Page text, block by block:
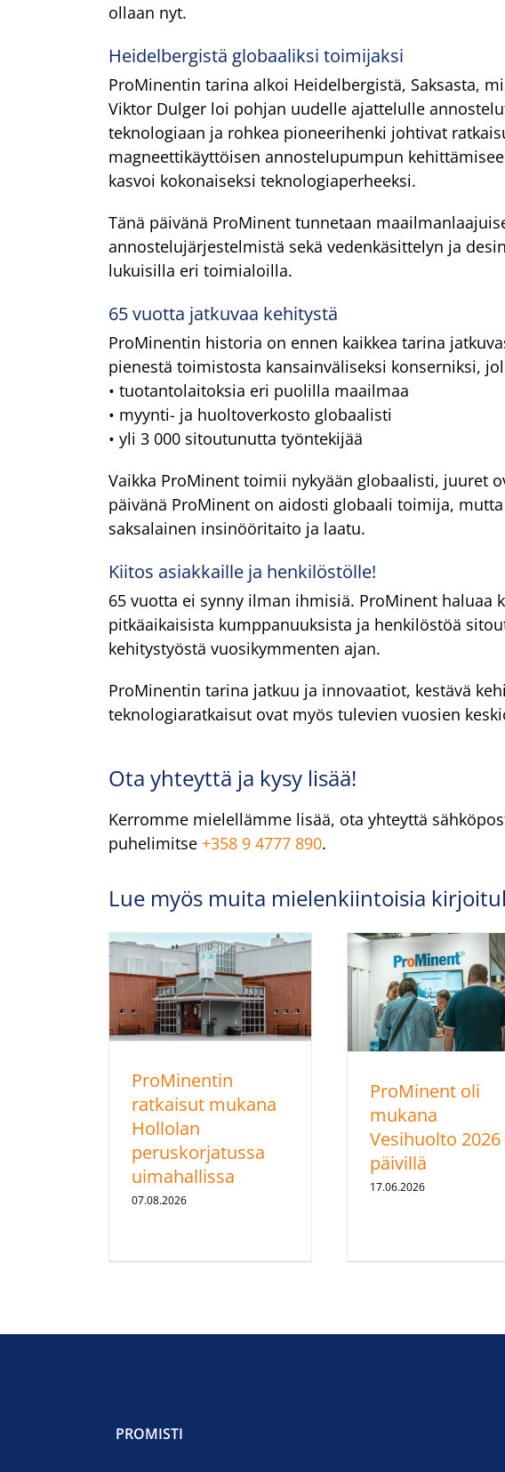
ollaan nyt.
Heidelbergistä globaaliksi toimijaksi
ProMinentin tarina alkoi Heidelbergistä, Saksasta,
Viktor Dulger loi pohjan uudelle ajattelulle
teknologiaan ja rohkea pioneerihenki johtivat
magneettikäyttöisen annostelupumpun
kasvoi kokonaiseksi teknologiaperheeksi.
Tänä päivänä ProMinent tunnetaan
annostelujärjestelmistä sekä vedenkäsittelyn ja
lukuisilla eri toimialoilla.
65 vuotta jatkuvaa kehitystä
ProMinentin historia on ennen kaikkea tarina
pienestä toimistosta kansainväliseksi konserniksi,
• tuotantolaitoksia eri puolilla maailmaa
• myynti- ja huoltoverkosto globaalisti
• yli 3 000 sitoutunutta työntekijää
Vaikka ProMinent toimii nykyään globaalisti, juuret
päivänä ProMinent on aidosti globaali toimija,
saksalainen insinööritaito ja laatu.
Kiitos asiakkaille ja henkilöstölle!
65 vuotta ei synny ilman ihmisiä. ProMinent haluaa
pitkäaikaisista kumppanuuksista ja henkilöstöä
kehitystyöstä vuosikymmenten ajan.
ProMinentin tarina jatkuu ja innovaatiot, kestävä
teknologiaratkaisut ovat myös tulevien vuosien
Ota yhteyttä ja kysy lisää!
Kerromme mielellämme lisää, ota yhteyttä
puhelimitse +358 9 4777 890.
Lue myös muita mielenkiintoisia
ProMinentin
ratkaisut mukana
Hollolan
peruskorjatussa
uimahallissa
07.08.2026
ProMinent oli
mukana
Vesihuolto 2026
päivillä
17.06.2026
PROMISTI